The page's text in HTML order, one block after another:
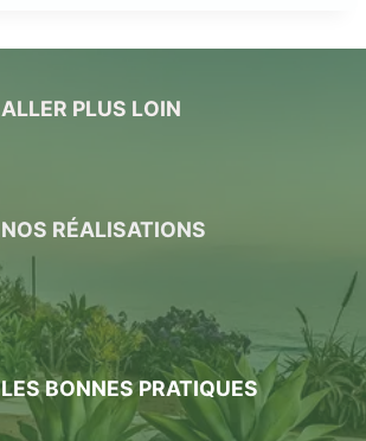
ALLER PLUS LOIN
NOS RÉALISATIONS
LES BONNES PRATIQUES